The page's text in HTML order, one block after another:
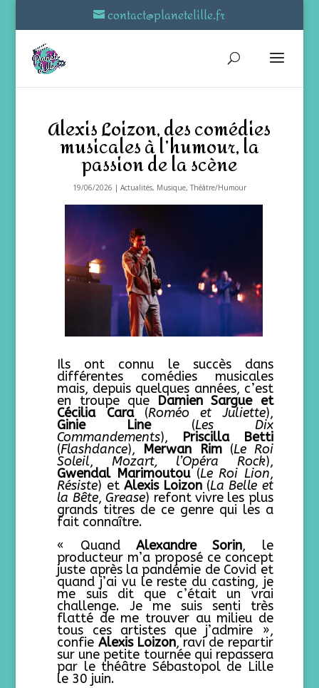
contact@planetelille.fr
Alexis Loizon, des comédies
musicales à l’humour, la
passion de la scène
19/06/2026 | Actualités, Musique, Théâtre/Humour
Ils ont connu le succès dans
différentes comédies musicales
mais, depuis quelques années, c’est
en troupe que Damien Sargue et
Cécilia Cara(Roméo et Juliette),
Ginie Line(Les Dix
Commandements), Priscilla Betti
(Flashdance), Merwan Rim(Le Roi
Soleil, Mozart, l’Opéra Rock),
Gwendal Marimoutou(Le Roi Lion,
Résiste) etAlexis Loizon (La Belle et
la Bête,Grease) refont vivre les plus
grands titres de ce genre qui les a
fait connaître.
« Quand Alexandre Sorin, le
producteur m’a proposé ce concept
juste après la pandémie de Covid et
quand j’ai vu le reste du casting, je
me suis dit que c’était un vrai
challenge. Je me suis senti très
flatté de me trouver au milieu de
tous ces artistes que j’admire »,
confie Alexis Loizon, ravi de repartir
sur une petite tournée qui repassera
par le théâtre Sébastopol de Lille
le 30 juin.